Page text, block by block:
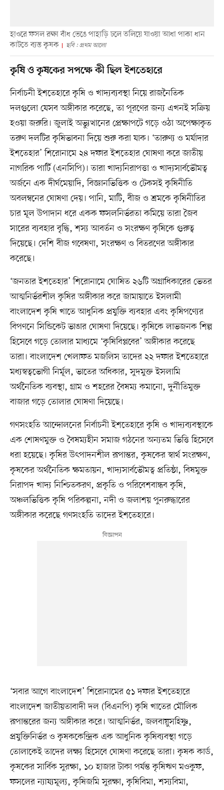
হাওরে ফসল রক্ষা বাঁধ ভেঙে পাহাড়ি ঢলে তলিয়ে যাওয়া আধা পাকা ধান
কাটতে ব্যস্ত কৃষক
ছবি : প্রথম আলো
কৃষি ও কৃষকের সপক্ষে কী ছিল ইশতেহারে
নির্বাচনী ইশতেহারে কৃষি ও খাদ্যব্যবস্থা নিয়ে রাজনৈতিক
দলগুলো যেসব অঙ্গীকার করেছে, তা পূরণের জন্য এখনই সক্রিয়
হওয়া জরুরি। জুলাই অভ্যুত্থানের প্রেক্ষাপটে গড়ে ওঠা অপেক্ষাকৃত
তরুণ দলটির কৃষিভাবনা দিয়ে শুরু করা যাক। ‘তারুণ্য ও মর্যাদার
ইশতেহার’ শিরোনামে ২৪ দফার ইশতেহার ঘোষণা করে জাতীয়
নাগরিক পার্টি (এনসিপি)। তারা খাদ্যনিরাপত্তা ও খাদ্যসার্বভৌমত্ব
অর্জনে এক দীর্ঘমেয়াদি, বিজ্ঞানভিত্তিক ও টেকসই কৃষিনীতি
অবলম্বনের ঘোষণা দেয়। পানি, মাটি, বীজ ও শ্রমকে কৃষিনীতির
চার মূল উপাদান ধরে একক ফসলনির্ভরতা কমিয়ে তারা জৈব
সারের ব্যবহার বৃদ্ধি, শস্য আবর্তন ও সংরক্ষণ কৃষিকে গুরুত্ব
দিয়েছে। দেশি বীজ গবেষণা, সংরক্ষণ ও বিতরণের অঙ্গীকার
করেছে।
‘জনতার ইশতেহার’ শিরোনামে ঘোষিত ২৬টি অগ্রাধিকারের ভেতর
আত্মনির্ভরশীল কৃষির অঙ্গীকার করে জামায়াতে ইসলামী
বাংলাদেশ কৃষি খাতে আধুনিক প্রযুক্তি ব্যবহার এবং কৃষিপণ্যের
বিপণনে সিন্ডিকেট ভাঙার ঘোষণা দিয়েছে। কৃষিকে লাভজনক শিল্প
হিসেবে গড়ে তোলার মাধ্যমে ‘কৃষিবিপ্লবের’ অঙ্গীকার করেছে
তারা। বাংলাদেশ খেলাফত মজলিস তাদের ২২ দফার ইশতেহারে
মধ্যস্বত্বভোগী নির্মূল, ভাতের অধিকার, সুদমুক্ত ইসলামি
অর্থনৈতিক ব্যবস্থা, গ্রাম ও শহরের বৈষম্য কমানো, দুর্নীতিমুক্ত
বাজার গড়ে তোলার ঘোষণা দিয়েছে।
গণসংহতি আন্দোলনের নির্বাচনী ইশতেহারে কৃষি ও খাদ্যব্যবস্থাকে
এক শোষণমুক্ত ও বৈষম্যহীন সমাজ গঠনের অন্যতম ভিত্তি হিসেবে
ধরা হয়েছে। কৃষির উৎপাদনশীল রূপান্তর, কৃষকের স্বার্থ সংরক্ষণ,
কৃষকের অর্থনৈতিক ক্ষমতায়ন, খাদ্যসার্বভৌমত্ব প্রতিষ্ঠা, বিষমুক্ত
নিরাপদ খাদ্য নিশ্চিতকরণ, প্রকৃতি ও পরিবেশবান্ধব কৃষি,
অঞ্চলভিত্তিক কৃষি পরিকল্পনা, নদী ও জলাশয় পুনরুদ্ধারের
অঙ্গীকার করেছে গণসংহতি তাদের ইশতেহারে।
‘সবার আগে বাংলাদেশ’ শিরোনামের ৫১ দফার ইশতেহারে
বাংলাদেশ জাতীয়তাবাদী দল (বিএনপি) কৃষি খাতের মৌলিক
রূপান্তরের জন্য অঙ্গীকার করে। আত্মনির্ভর, জলবায়ুসহিষ্ণু,
প্রযুক্তিনির্ভর ও কৃষককেন্দ্রিক এক আধুনিক কৃষিব্যবস্থা গড়ে
তোলাকেই তাদের লক্ষ্য হিসেবে ঘোষণা করেছে তারা। কৃষক কার্ড,
কৃষকের সার্বিক সুরক্ষা, ১০ হাজার টাকা পর্যন্ত কৃষিঋণ মওকুফ,
ফসলের ন্যায্যমূল্য, কৃষিজমি সুরক্ষা, কৃষিবিমা, শস্যবিমা,